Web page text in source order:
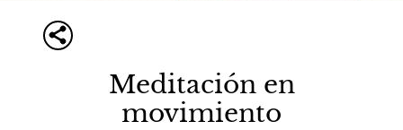
Meditación en
movimiento